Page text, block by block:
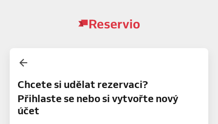
Chcete si udělat rezervaci?
Přihlaste se nebo si vytvořte nový
účet